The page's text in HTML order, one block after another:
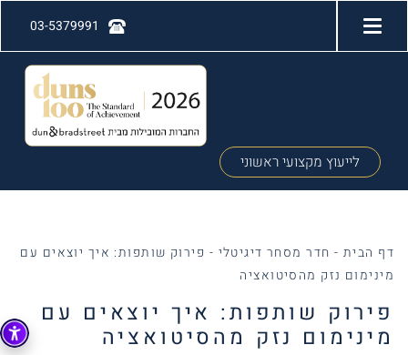
03-5379991
לייעוץ מקצועי ראשוני
דף הבית - חדר מסחר דיגיטלי - פירוק שותפות: איך יוצאים עם
מינימום נזק מהסיטואציה
פירוק שותפות: איך יוצאים עם
מינימום נזק מהסיטואציה